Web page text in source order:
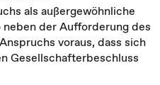
als außergewöhnliche
der Aufforderung des
voraus, dass sich
Gesellschafterbeschluss